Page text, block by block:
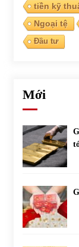
tiền kỹ
Ngoại tệ
Đầu tư
Mới